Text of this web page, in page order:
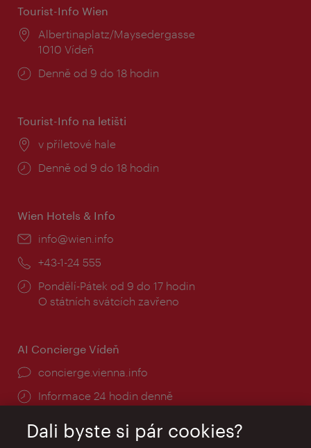
Tourist-Info Wien
Místo:
Albertinaplatz/Maysedergasse
1010 Vídeň
Provozní
Denně od 9 do 18 hodin
Tourist-Info na letišti
Místo:
v příletové hale
Provozní
Denně od 9 do 18 hodin
Wien Hotels & Info
E-
info@wien.info
Telefon:
+43-1-24 555
Provozní
doba:
Pondělí-Pátek od 9 do 17 hodin
O státních svátcích zavřeno
AI Concierge Vídeň
concierge.vienna.info
Informace 24 hodin denně
Dali byste si pár cookies?